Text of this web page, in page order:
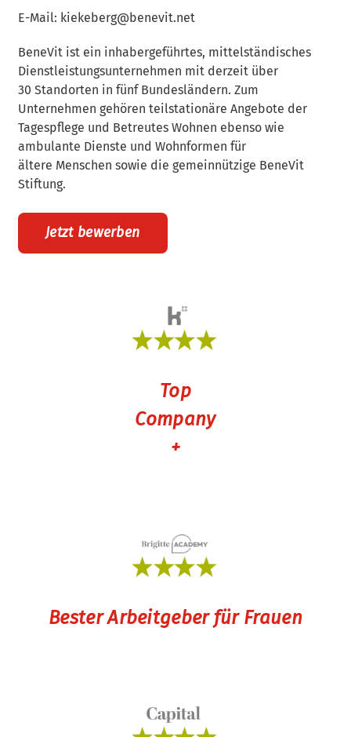
E-Mail: kiekeberg@benevit.net
BeneVit ist ein inhabergeführtes, mittelständisches
Dienstleistungsunternehmen mit derzeit über
30 Standorten in fünf Bundesländern. Zum
Unternehmen gehören teilstationäre Angebote der
Tagespflege und Betreutes Wohnen ebenso wie
ambulante Dienste und Wohnformen für
ältere Menschen sowie die gemeinnützige BeneVit
Stiftung.
Top
Company
+
Bester Arbeitgeber für Frauen